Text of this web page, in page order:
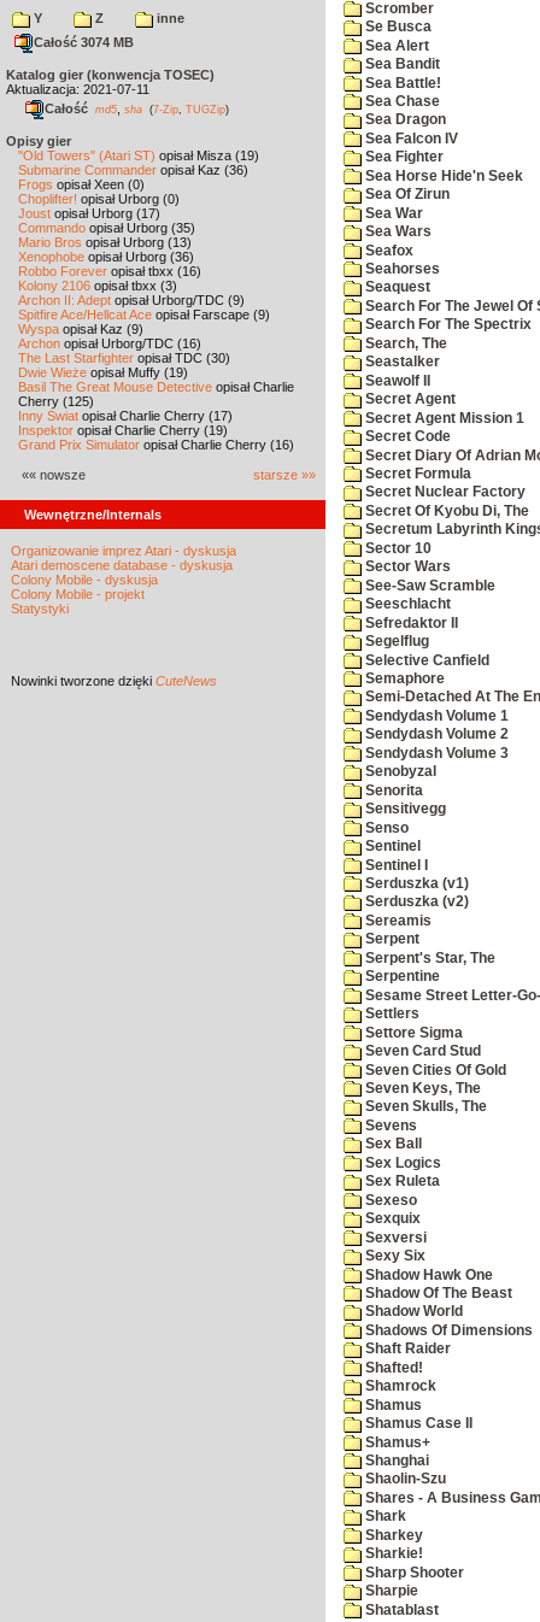
Y
Z
inne
Całość 3074 MB
Katalog gier (konwencja TOSEC)
Aktualizacja: 2021-07-11
Całość md5 sha (7-Zip TUGZip)
Opisy gier
"Old Towers" (Atari ST) opisał Misza (19)
Submarine Commander opisał Kaz (36)
Frogs opisał Xeen (0)
Choplifter! opisał Urborg (0)
Joust opisał Urborg (17)
Commando opisał Urborg (35)
Mario Bros opisał Urborg (13)
Xenophobe opisał Urborg (36)
Robbo Forever opisał tbxx (16)
Kolony 2106 opisał tbxx (3)
Archon II: Adept opisał Urborg/TDC (9)
Spitfire Ace/Hellcat Ace opisał Farscape (9)
Wyspa opisał Kaz (9)
Archon opisał Urborg/TDC (16)
The Last Starfighter opisał TDC (30)
Dwie Wieże opisał Muffy (19)
Basil The Great Mouse Detective opisał Charlie
Cherry (125)
Inny Świat opisał Charlie Cherry (17)
Inspektor opisał Charlie Cherry (19)
Grand Prix Simulator opisał Charlie Cherry (16)
«« nowsze starsze »»
Wewnętrzne/Internals
Organizowanie imprez Atari - dyskusja
Atari demoscene database - dyskusja
Colony Mobile - dyskusja
Colony Mobile - projekt
Statystyki
Nowinki tworzone dzięki CuteNews
Scromber
Se Busca
Sea Alert
Sea Bandit
Sea Battle!
Sea Chase
Sea Dragon
Sea Falcon IV
Sea Fighter
Sea Horse Hide'n Seek
Sea Of Zirun
Sea War
Sea Wars
Seafox
Seahorses
Seaquest
Search For The Jewel Of
Search For The Spectrix
Search, The
Seastalker
Seawolf II
Secret Agent
Secret Agent Mission 1
Secret Code
Secret Diary Of Adrian
Secret Formula
Secret Nuclear Factory
Secret Of Kyobu Di, The
Secretum Labyrinth
Sector 10
Sector Wars
See-Saw Scramble
Seeschlacht
Sefredaktor II
Segelflug
Selective Canfield
Semaphore
Semi-Detached At The
Sendydash Volume 1
Sendydash Volume 2
Sendydash Volume 3
Senobyzal
Senorita
Sensitivegg
Senso
Sentinel
Sentinel I
Serduszka (v1)
Serduszka (v2)
Sereamis
Serpent
Serpent's Star, The
Serpentine
Sesame Street Letter-
Settlers
Settore Sigma
Seven Card Stud
Seven Cities Of Gold
Seven Keys, The
Seven Skulls, The
Sevens
Sex Ball
Sex Logics
Sex Ruleta
Sexeso
Sexquix
Sexversi
Sexy Six
Shadow Hawk One
Shadow Of The Beast
Shadow World
Shadows Of Dimensions
Shaft Raider
Shafted!
Shamrock
Shamus
Shamus Case II
Shamus+
Shanghai
Shaolin-Szu
Shares - A Business
Shark
Sharkey
Sharkie!
Sharp Shooter
Sharpie
Shatablast